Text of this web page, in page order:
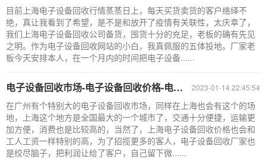
目前上海电子设备回收行情蒸蒸日上，每天买货卖货的客户络绎不
绝，真让我看到了希望，是不是和放开了疫情有关联性，太庆幸了，
我们上海电子设备回收公司备货，囤货十分的充足，老板的确有先见
之明。作为电子设备回收网站的小白，我真佩服的五体投地。厂家老
板今天安排本人，在一个月内的时间把电子设备......
2023-01-14 22:45:54
电子设备回收市场-电子设备回收价格-电子设备回收厂家地址
在广州有个特别大的电子设备回收市场，同样在上海也会有这个的场
地，上海这个地方是全国最大的一个城市了，交通十分便捷，运输更
加方便，消费也是比较高的，当然了，上海电子设备回收价格也会和
工人工资一样特别的高，为了招揽更多的客人，电子设备回收厂家也
是绞尽脑子，把利润让给了客户，自己留下微......